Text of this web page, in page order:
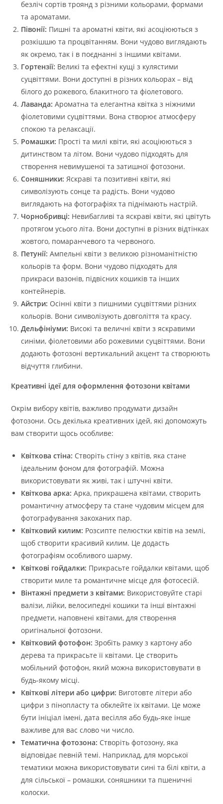
безліч сортів троянд з різними кольорами, формами
та ароматами.
Півонії: Пишні та ароматні квіти, які асоціюються з
розкішшю та процвітанням. Вони чудово виглядають
як окремо, так і в поєднанні з іншими квітами.
Гортензії: Великі та ефектні кущі з кулястими
суцвіттями. Вони доступні в різних кольорах – від
білого до рожевого, блакитного та фіолетового.
Лаванда: Ароматна та елегантна квітка з ніжними
фіолетовими суцвіттями. Вона створює атмосферу
спокою та релаксації.
Ромашки: Прості та милі квіти, які асоціюються з
дитинством та літом. Вони чудово підходять для
створення невимушеної та затишної фотозони.
Соняшники: Яскраві та позитивні квіти, які
символізують сонце та радість. Вони чудово
виглядають на фотографіях та піднімають настрій.
Чорнобривці: Невибагливі та яскраві квіти, які цвітуть
протягом усього літа. Вони доступні в різних відтінках
жовтого, помаранчевого та червоного.
Петунії: Ампельні квіти з великою різноманітністю
кольорів та форм. Вони чудово підходять для
прикраси вазонів, підвісних кошиків та інших
контейнерів.
Айстри: Осінні квіти з пишними суцвіттями різних
кольорів. Вони символізують довголіття та красу.
Дельфініуми: Високі та величні квіти з яскравими
синіми, фіолетовими або рожевими суцвіттями. Вони
додають фотозоні вертикальний акцент та створюють
відчуття глибини.
Креативні ідеї для оформлення фотозони квітами
Окрім вибору квітів, важливо продумати дизайн
фотозони. Ось декілька креативних ідей, які допоможуть
вам створити щось особливе:
Квіткова стіна: Створіть стіну з квітів, яка стане
ідеальним фоном для фотографій. Можна
використовувати як живі, так і штучні квіти.
Квіткова арка: Арка, прикрашена квітами, створить
романтичну атмосферу та стане чудовим місцем для
фотографування закоханих пар.
Квітковий килим: Розсипте пелюстки квітів на землі,
щоб створити красивий килим. Це додасть
фотографіям особливого шарму.
Квіткові гойдалки: Прикрасьте гойдалки квітами, щоб
створити миле та романтичне місце для фотосесій.
Вінтажні предмети з квітами: Використовуйте старі
валізи, лійки, велосипедні кошики та інші вінтажні
предмети, наповнені квітами, для створення
оригінальної фотозони.
Квітковий фотофон: Зробіть рамку з картону або
дерева та прикрасьте її квітами. Це створить
мобільний фотофон, який можна використовувати в
будь-якому місці.
Квіткові літери або цифри: Виготовте літери або
цифри з пінопласту та обклейте їх квітами. Це може
бути ініціал імені, дата весілля або будь-яке інше
важливе для вас слово чи число.
Тематична фотозона: Створіть фотозону, яка
відповідає певній темі. Наприклад, для морської
тематики можна використовувати сині та білі квіти, а
для сільської – ромашки, соняшники та пшеничні
колоски.